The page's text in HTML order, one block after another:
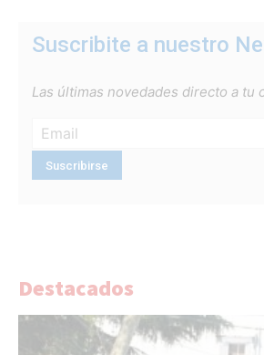
Suscribite a nuestro
Las últimas novedades directo a tu
Destacados